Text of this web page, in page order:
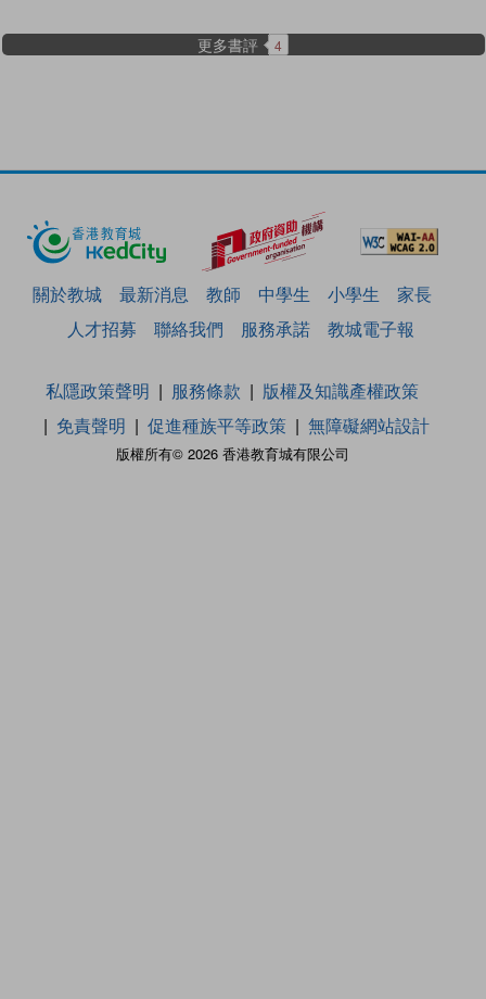
更多書評 4
關於教城 最新消息 教師 中學生 小學生
家長
人才招募
聯絡我們 服務承諾 教城電子報
版權所有© 2026 香港教育城有限公司
私隱政策聲明 服務條款
版權及知識產權政策
免責聲明
促進種族平等政策 無障礙網站設計